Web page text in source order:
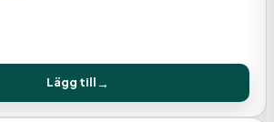
Lägg till